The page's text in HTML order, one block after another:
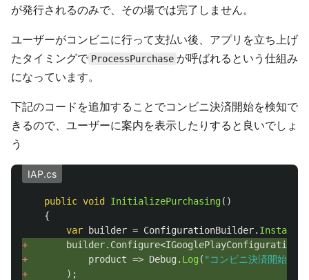
が発行されるのみで、その場では完了しません。
ユーザーがコンビニに行って支払い後、アプリを立ち上げ
たタイミングで ProcessPurchase が呼ばれるという仕組み
になっています。
下記のコードを追加することでコンビニ決済開始を検知で
きるので、ユーザーに案内を表示したりすると良いでしょ
う
IAP.cs
public void InitializePurchasing()
{
var
builder = ConfigurationBuilder. Instance
+
builder. Configure<IGooglePlayConfiguration
+
product => Debug . Log ( "コンビニ決済開始"
+
);